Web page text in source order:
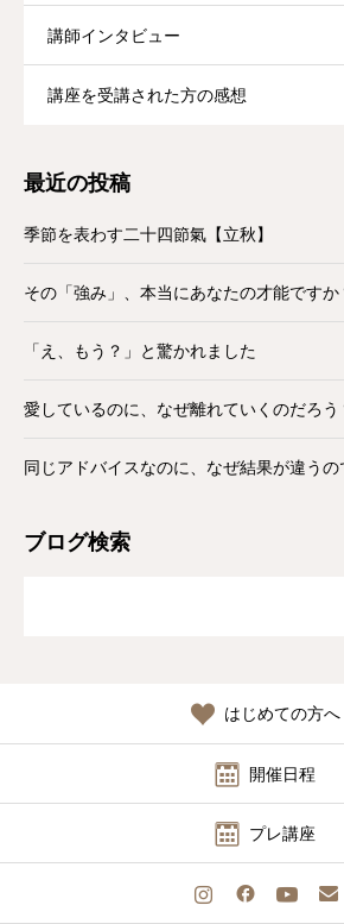
講師インタビュー
講座を受講された方の感想
最近の投稿
季節を表わす二十四節氣【立秋】
その「強み」、本当にあなたの才能ですか
「え、もう？」と驚かれました
愛しているのに、なぜ離れていくのだろう
同じアドバイスなのに、なぜ結果が違うの
ブログ検索
はじめての方へ
開催日程
プレ講座